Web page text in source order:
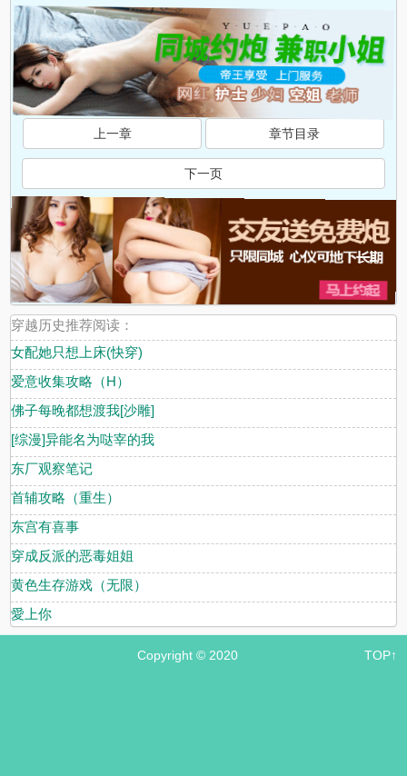
上一章 章节目录
下一页
穿越历史推荐阅读：
女配她只想上床(快穿)
爱意收集攻略（H）
佛子每晚都想渡我[沙雕]
[综漫]异能名为哒宰的我
东厂观察笔记
首辅攻略（重生）
东宫有喜事
穿成反派的恶毒姐姐
黄色生存游戏（无限）
愛上你
Copyright © 2020 TOP↑